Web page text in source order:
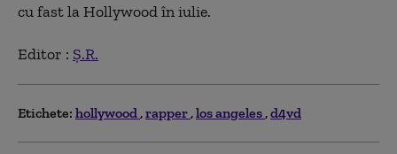
cu fast la Hollywood în iulie.
Editor : Ș.R.
Etichete: hollywood rapper los angeles d4vd